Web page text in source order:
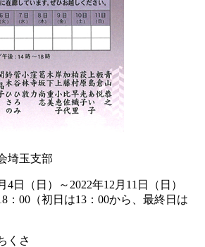
埼玉支部
4日（日）～2022年12月11日（日）
：00（初日は13：00から、最終日は
くさ